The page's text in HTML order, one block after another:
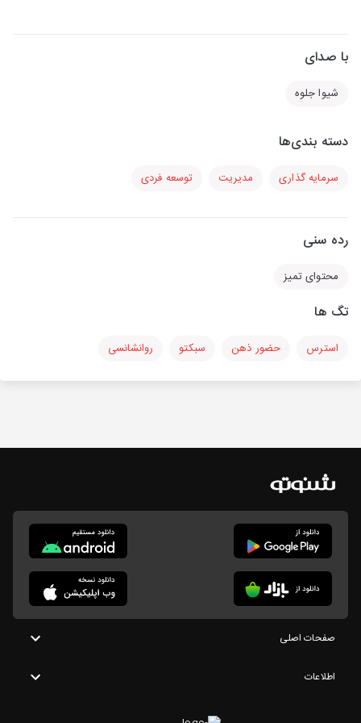
با صدای
شیوا جلوه
دسته بندی‌ها
سرمایه گذاری مدیریت توسعه فردی
رده سنی
محتوای تمیز
تگ ها
استرس حضور ذهن سبکتو روانشانسی
صفحات اصلی
اطلاعات